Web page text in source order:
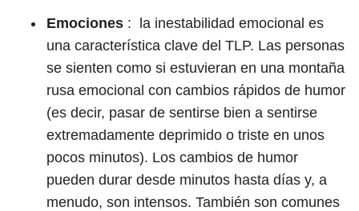
Emociones : la inestabilidad emocional es
una característica clave del TLP. Las personas
se sienten como si estuvieran en una montaña
rusa emocional con cambios rápidos de humor
(es decir, pasar de sentirse bien a sentirse
extremadamente deprimido o triste en unos
pocos minutos). Los cambios de humor
pueden durar desde minutos hasta días y, a
menudo, son intensos. También son comunes